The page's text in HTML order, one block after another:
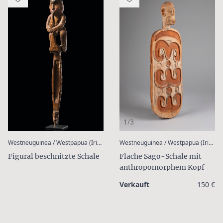
Westneuguinea / Westpapua (Irian Jaya), Asmat :
Figural beschnitzte Schale
1/3
Westneuguinea / Westpapua (Irian Jaya), Asmat
Flache Sago-Schale mit
anthropomorphem Kopf
Verkauft 150 €